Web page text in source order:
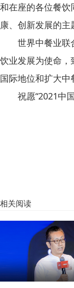
和在座的各位餐
康、创新发展的主
世界中餐业联
饮业发展为使命
国际地位和扩大中
祝愿“2021中
相关阅读